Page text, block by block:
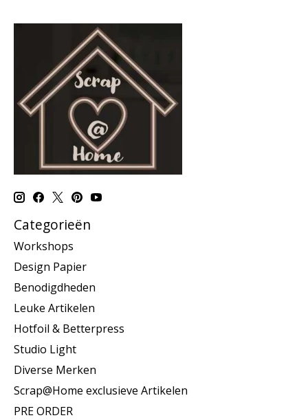
Categorieën
Workshops
Design Papier
Benodigdheden
Leuke Artikelen
Hotfoil & Betterpress
Studio Light
Diverse Merken
Scrap@Home exclusieve Artikelen
PRE ORDER